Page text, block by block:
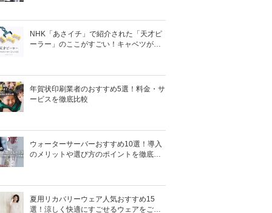
NHK「あさイチ」で紹介された「天才ピ
ーラー」のここがすごい！キャベツがほ
年賀状印刷業者のおすすめ5選！料金・サ
ービスを徹底比較
ウォーターサーバーおすすめ10選！導入
のメリットや選び方のポイントを徹底解
夏用リカバリーウェア人気おすすめ15
選！涼しく快適にすごせるウェアをご紹